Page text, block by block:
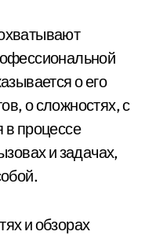
о его
о сложностях, с
в процессе
и задачах,
и обзорах